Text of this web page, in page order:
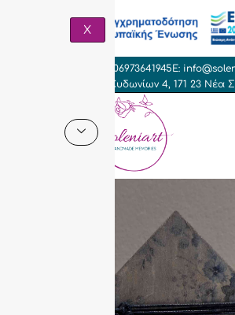
T: +306973641945 E:
Γρ. Κυδωνίων 4, 171 23 Νέα
X